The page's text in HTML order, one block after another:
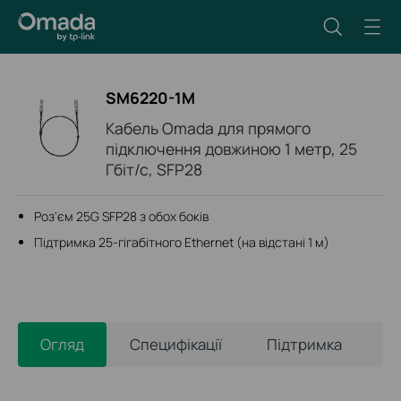
SM6220-1M
Кабель Omada для прямого
підключення довжиною 1 метр, 25
Гбіт/с, SFP28
Роз'єм 25G SFP28 з обох боків
Підтримка 25-гігабітного Ethernet (на відстані 1 м)
Огляд Специфікації Підтримка